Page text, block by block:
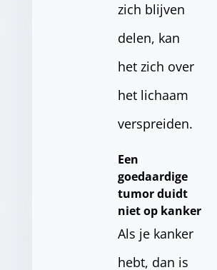
zich blijven
delen, kan
het zich over
het lichaam
verspreiden.
Een
goedaardige
tumor duidt
niet op kanker
Als je kanker
hebt, dan is